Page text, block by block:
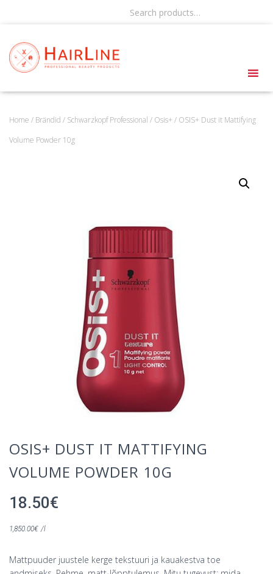
Search products…
Home / Brändid / Schwarzkopf Professional / Osis+ / OSIS+ Dust it Mattifying
Volume Powder 10g
OSIS+ DUST IT MATTIFYING
VOLUME POWDER 10G
18.50€
1,850.00€ /l
Mattpuuder juustele kerge tekstuuri ja kauakestva toe